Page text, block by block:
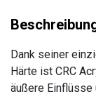
Dank seiner
Härte ist CRC
äußere